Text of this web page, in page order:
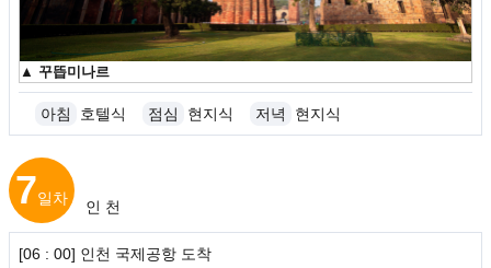
▲ 꾸뜹미나르
아침 호텔식 점심 현지식 저녁 현지식
7일차 인 천
[06 : 00] 인천 국제공항 도착